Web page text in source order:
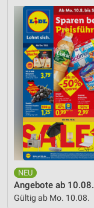
Angebote ab 10.08.
Gültig ab Mo. 10.08.